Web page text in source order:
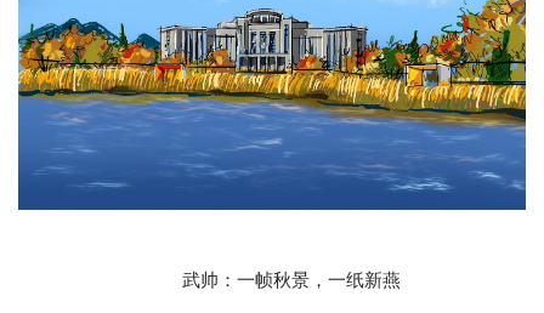
武帅：一帧秋景，一纸新燕